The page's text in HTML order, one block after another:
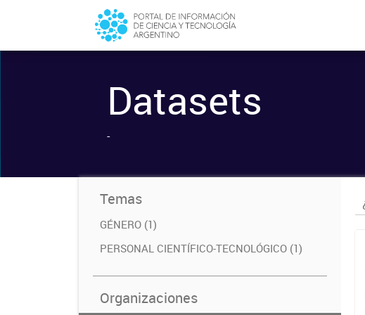
Datasets
-
Temas
GÉNERO (1)
PERSONAL CIENTÍFICO-TECNOLÓGICO (1)
Organizaciones